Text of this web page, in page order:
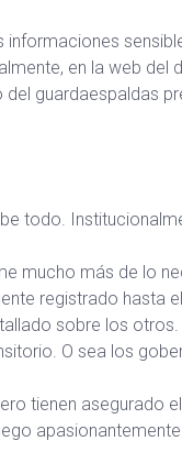
en la web del
guardaespaldas
todo.
mucho más de lo
registrado hasta
sobre los
O sea los
tienen asegurado